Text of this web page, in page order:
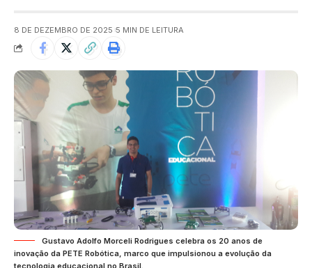
8 DE DEZEMBRO DE 2025 5 MIN DE LEITURA
Gustavo Adolfo Morceli Rodrigues celebra os 20 anos de
inovação da PETE Robótica, marco que impulsionou a evolução da
tecnologia educacional no Brasil.